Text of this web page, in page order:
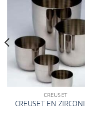
CREUSET
CREUSET EN